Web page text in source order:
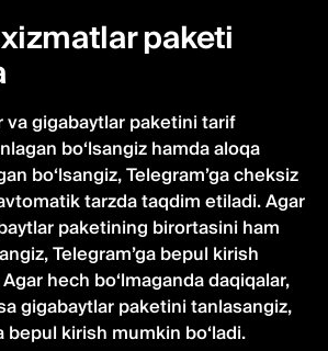
paketi
va gigabaytlar paketini tarif
bo‘lsangiz hamda aloqa
bo‘lsangiz, Telegram’ga cheksiz
tarzda taqdim etiladi. Agar
paketining birortasini ham
Telegram’ga bepul kirish
hech bo‘lmaganda daqiqalar,
gigabaytlar paketini tanlasangiz,
bepul kirish mumkin bo‘ladi.